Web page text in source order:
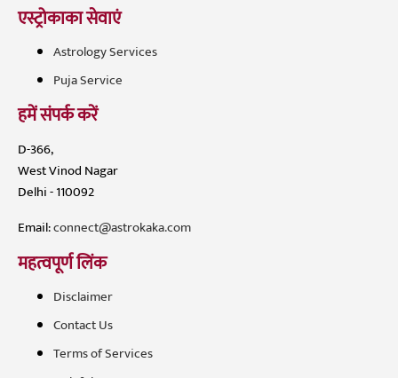
एस्ट्रोकाका सेवाएं
Astrology Services
Puja Service
हमें संपर्क करें
D-366,
West Vinod Nagar
Delhi - 110092
Email:connect@astrokaka.com
महत्वपूर्ण लिंक
Disclaimer
Contact Us
Terms of Services